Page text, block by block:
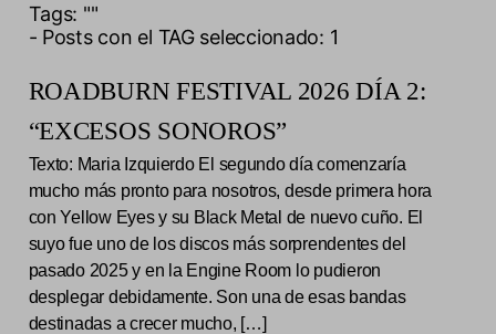
Tags: ""
- Posts con el TAG seleccionado: 1
ROADBURN FESTIVAL 2026 DÍA 2:
“EXCESOS SONOROS”
Texto: Maria Izquierdo El segundo día comenzaría
mucho más pronto para nosotros, desde primera hora
con Yellow Eyes y su Black Metal de nuevo cuño. El
suyo fue uno de los discos más sorprendentes del
pasado 2025 y en la Engine Room lo pudieron
desplegar debidamente. Son una de esas bandas
destinadas a crecer mucho, […]